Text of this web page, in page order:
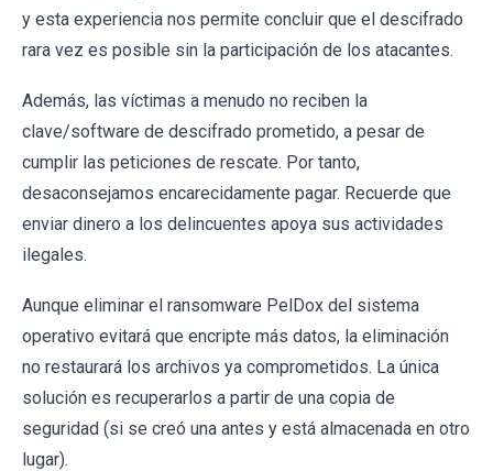
y esta experiencia nos permite concluir que el descifrado
rara vez es posible sin la participación de los atacantes.
Además, las víctimas a menudo no reciben la
clave/software de descifrado prometido, a pesar de
cumplir las peticiones de rescate. Por tanto,
desaconsejamos encarecidamente pagar. Recuerde que
enviar dinero a los delincuentes apoya sus actividades
ilegales.
Aunque eliminar el ransomware PelDox del sistema
operativo evitará que encripte más datos, la eliminación
no restaurará los archivos ya comprometidos. La única
solución es recuperarlos a partir de una copia de
seguridad (si se creó una antes y está almacenada en otro
lugar).